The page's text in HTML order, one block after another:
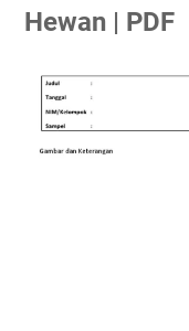
Hewan | PDF